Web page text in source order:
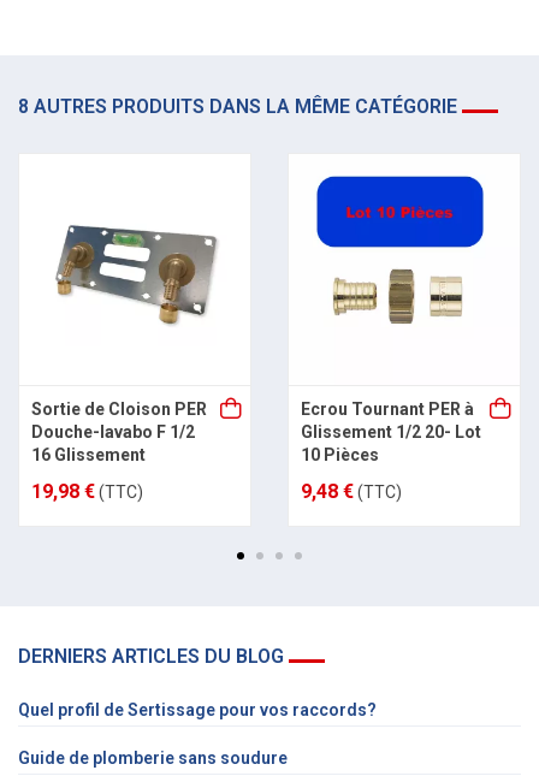
8 AUTRES PRODUITS DANS LA MÊME CATÉGORIE
Sortie de Cloison PER
Douche-lavabo F 1/2
16 Glissement
19,98 €(TTC)
Ecrou Tournant PER à
Glissement 1/2 20- Lot
10 Pièces
9,48 €(TTC)
DERNIERS ARTICLES DU BLOG
Quel profil de Sertissage pour vos raccords?
Guide de plomberie sans soudure